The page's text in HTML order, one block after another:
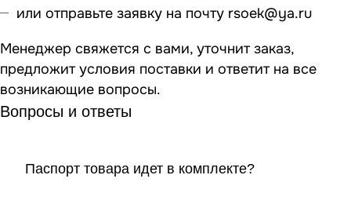
или отправьте заявку на почту rsoek@ya.ru
Менеджер свяжется с вами, уточнит заказ,
предложит условия поставки и ответит на все
возникающие вопросы.
Вопросы и ответы
Паспорт товара идет в комплекте?